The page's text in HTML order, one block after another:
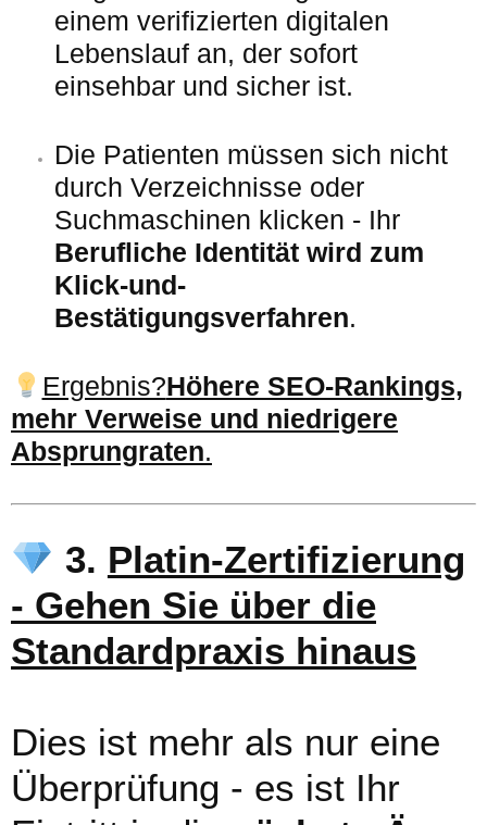
einem verifizierten digitalen
Lebenslauf an, der sofort
einsehbar und sicher ist.
Die Patienten müssen sich nicht
durch Verzeichnisse oder
Suchmaschinen klicken - Ihr
Berufliche Identität wird zum
Klick-und-
Bestätigungsverfahren.
Ergebnis?Höhere SEO-Rankings,
mehr Verweise und niedrigere
Absprungraten.
3. Platin-Zertifizierung
- Gehen Sie über die
Standardpraxis hinaus
Dies ist mehr als nur eine
Überprüfung - es ist Ihr